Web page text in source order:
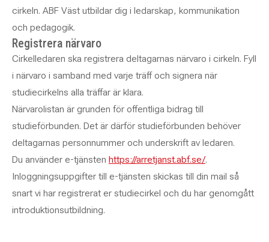
cirkeln. ABF Väst utbildar dig i ledarskap, kommunikation
och pedagogik.
Registrera närvaro
Cirkelledaren ska registrera deltagarnas närvaro i cirkeln. Fyll
i närvaro i samband med varje träff och signera när
studiecirkelns alla träffar är klara.
Närvarolistan är grunden för offentliga bidrag till
studieförbunden. Det är därför studieförbunden behöver
deltagarnas personnummer och underskrift av ledaren.
Du använder e-tjänsten https://arretjanst.abf.se/.
Inloggningsuppgifter till e-tjänsten skickas till din mail så
snart vi har registrerat er studiecirkel och du har genomgått
introduktionsutbildning.